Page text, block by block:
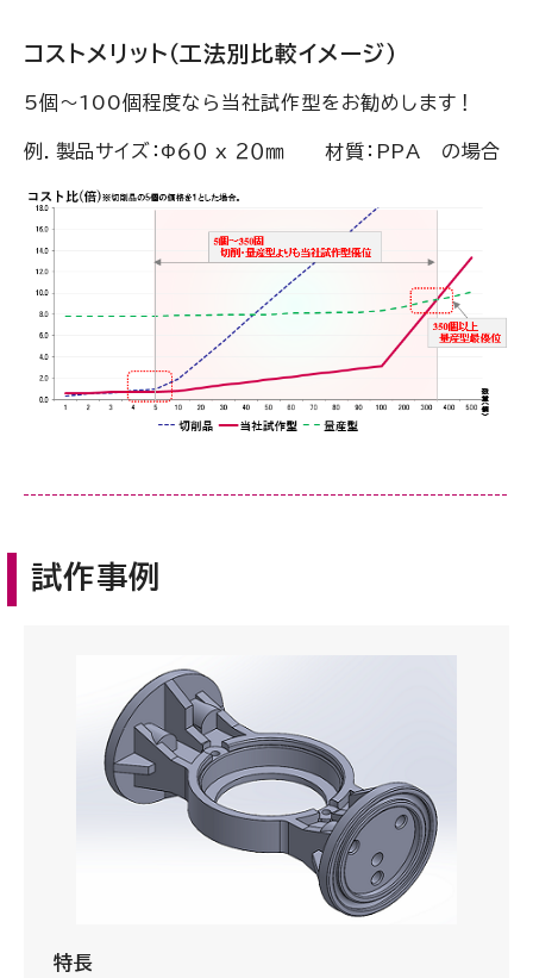
コストメリット（工法別比較イメージ）
5個～100個程度なら当社試作型をお勧めします！
例．製品サイズ：Φ６０ x ２０㎜ 材質：PPA の場合
試作事例
特長